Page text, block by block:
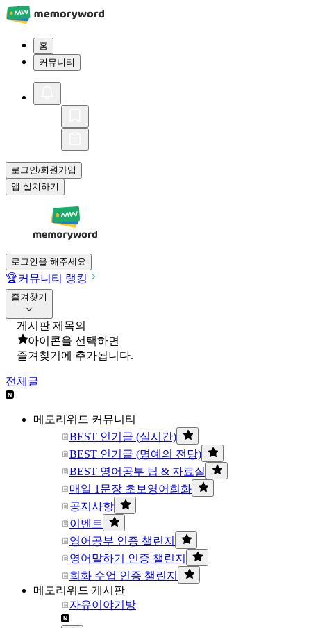
홈
커뮤니티
로그인/회원가입
앱 설치하기
로그인을 해주세요
🏆커뮤니티 랭킹
즐겨찾기
게시판 제목의
아이콘을 선택하면
즐겨찾기에 추가됩니다.
전체글
메모리워드 커뮤니티
BEST 인기글 (실시간)
BEST 인기글 (명예의 전당)
BEST 영어공부 팁 & 자료실
매일 1문장 초보영어회화
공지사항
이벤트
영어공부 인증 챌린지
영어말하기 인증 챌린지
회화 수업 인증 챌린지
메모리워드 게시판
자유이야기방